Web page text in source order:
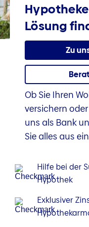
Lösung
Zu
Ob Sie Ihren
versichern
uns als Bank
Sie alles aus
Hilfe bei der
Hypothek
Exklusiver